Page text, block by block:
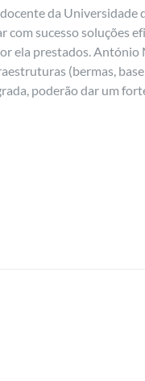
da
com sucesso soluções
ela prestados.
(bermas,
poderão dar um